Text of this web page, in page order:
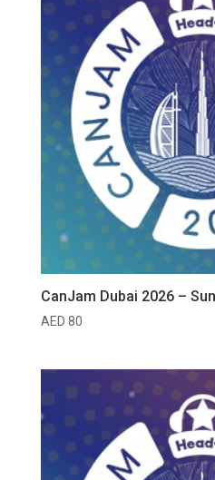
CanJam Dubai 2026 –
AED 80